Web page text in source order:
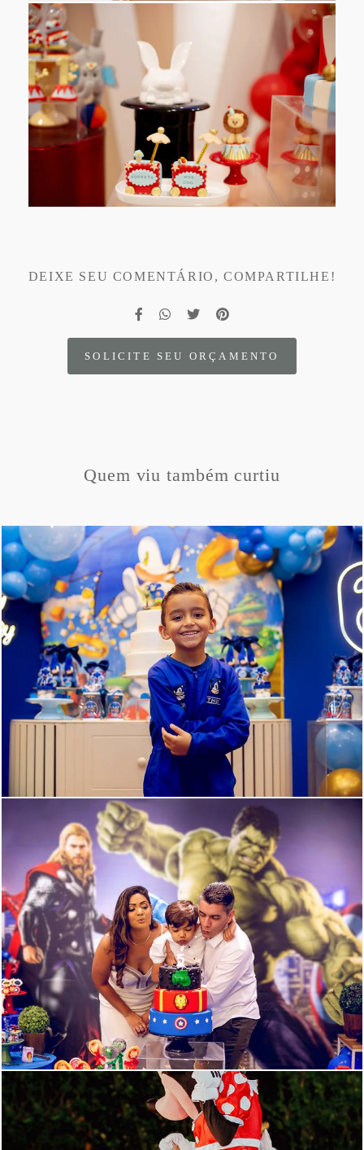
DEIXE SEU COMENTÁRIO, COMPARTILHE!
SOLICITE SEU ORÇAMENTO
Quem viu também curtiu
401 38
447 24